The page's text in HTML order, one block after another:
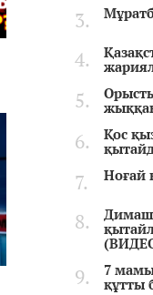
Қос
Ноғай
7
құтты